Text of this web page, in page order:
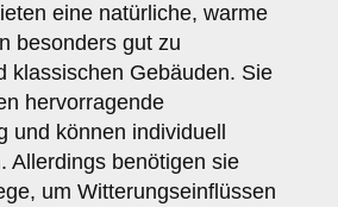
eine natürliche, warme
besonders gut zu
klassischen Gebäuden. Sie
hervorragende
und können individuell
Allerdings benötigen sie
um Witterungseinflüssen